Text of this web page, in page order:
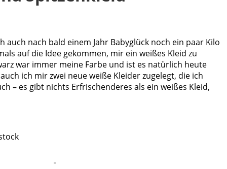
auch nach bald einem Jahr Babyglück noch ein paar Kilo
auf die Idee gekommen, mir ein weißes Kleid zu
war immer meine Farbe und ist es natürlich heute
ich mir zwei neue weiße Kleider zugelegt, die ich
– es gibt nichts Erfrischenderes als ein weißes Kleid,